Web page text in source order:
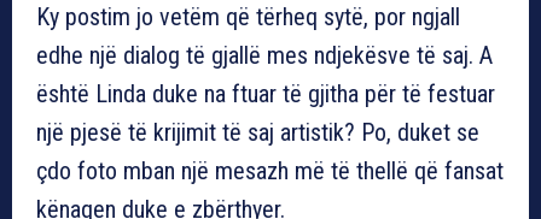
Ky postim jo vetëm që tërheq sytë, por ngjall
edhe një dialog të gjallë mes ndjekësve të saj. A
është Linda duke na ftuar të gjitha për të festuar
një pjesë të krijimit të saj artistik? Po, duket se
çdo foto mban një mesazh më të thellë që fansat
kënaqen duke e zbërthyer.